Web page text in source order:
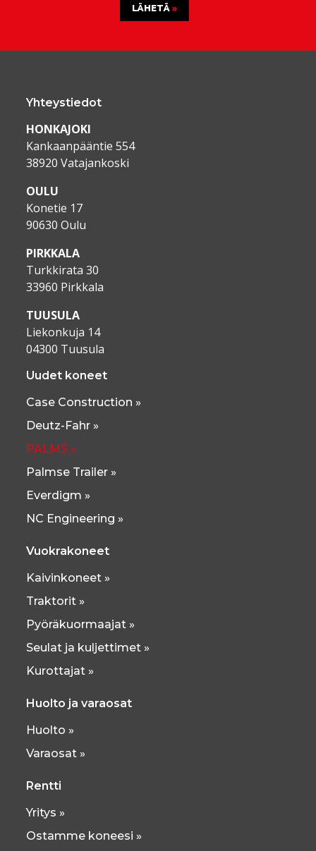
LÄHETÄ
Yhteystiedot
HONKAJOKI
Kankaanpääntie 554
38920 Vatajankoski
OULU
Konetie 17
90630 Oulu
PIRKKALA
Turkkirata 30
33960 Pirkkala
TUUSULA
Liekonkuja 14
04300 Tuusula
Uudet koneet
Case Construction »
Deutz-Fahr »
PALMS »
Palmse Trailer »
Everdigm »
NC Engineering »
Vuokrakoneet
Kaivinkoneet »
Traktorit »
Pyöräkuormaajat »
Seulat ja kuljettimet »
Kurottajat »
Huolto ja varaosat
Huolto »
Varaosat »
Rentti
Yritys »
Ostamme koneesi »